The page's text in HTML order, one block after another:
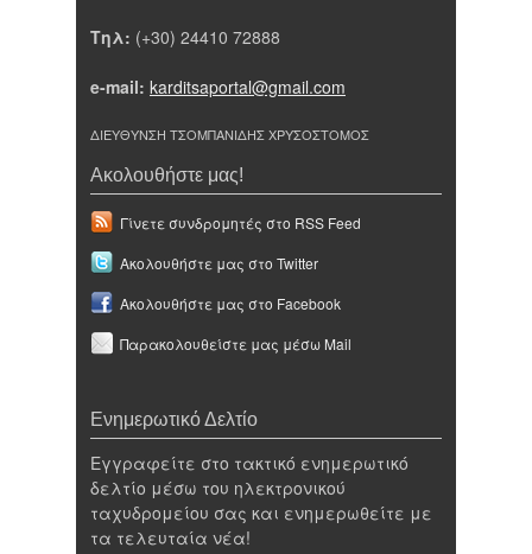
Τηλ: (+30) 24410 72888
e-mail: karditsaportal@gmail.com
ΔΙΕΥΘΥΝΣΗ ΤΣΟΜΠΑΝΙΔΗΣ ΧΡΥΣΟΣΤΟΜΟΣ
Ακολουθήστε μας!
Γίνετε συνδρομητές στο RSS Feed
Ακολουθήστε μας στο Twitter
Ακολουθήστε μας στο Facebook
Παρακολουθείστε μας μέσω Mail
Ενημερωτικό Δελτίο
Εγγραφείτε στο τακτικό ενημερωτικό
δελτίο μέσω του ηλεκτρονικού
ταχυδρομείου σας και ενημερωθείτε με
τα τελευταία νέα!